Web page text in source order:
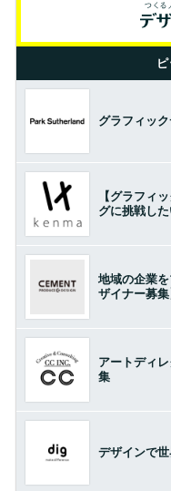
グラフィッ
【グラフィ
グに挑戦し
地域の企業
ザイナー募集
アートディ
集
デザインで世